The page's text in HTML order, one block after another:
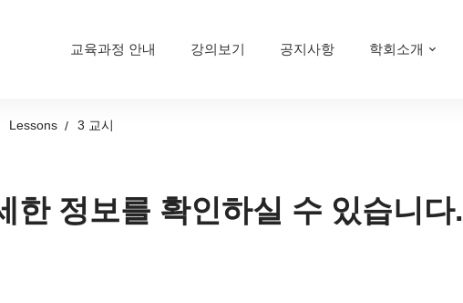
교육과정 안내 강의보기 공지사항 학회소개
Lessons 3 교시
한 정보를 확인하실 수 있습니다.